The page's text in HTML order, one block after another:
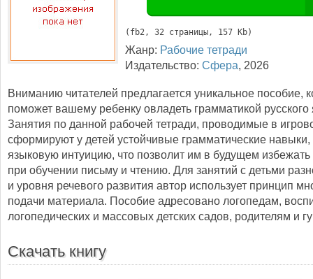
( fb2, 32 страницы, 157 Kb)
Жанр: Рабочие тетради
Издательство: Сфера, 2026
Вниманию читателей предлагается уникальное пособие,
поможет вашему ребенку овладеть грамматикой русского
Занятия по данной рабочей тетради, проводимые в
сформируют у детей устойчивые грамматические навыки,
языковую интуицию, что позволит им в будущем избежать
при обучении письму и чтению. Для занятий с детьми
и уровня речевого развития автор использует принцип
подачи материала. Пособие адресовано логопедам,
логопедических и массовых детских садов, родителям и
Скачать книгу